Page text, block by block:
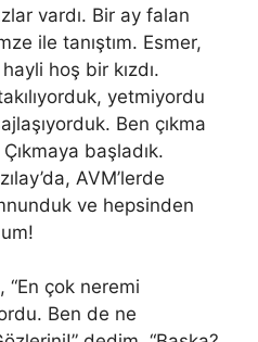
vardı. Bir ay falan
ile tanıştım. Esmer,
hoş bir kızdı.
yetmiyordu
Ben çıkma
başladık.
AVM’lerde
ve hepsinden
“En çok neremi
Ben de ne